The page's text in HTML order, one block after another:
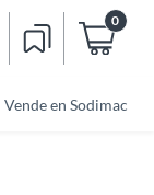
0
Vende en Sodimac